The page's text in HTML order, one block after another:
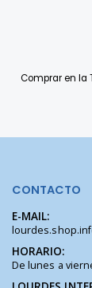
Comprar en la
CONTACTO
E-MAIL:
HORARIO:
De lunes a